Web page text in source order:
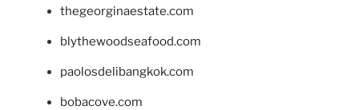
thegeorginaestate.com
blythewoodseafood.com
paolosdelibangkok.com
bobacove.com